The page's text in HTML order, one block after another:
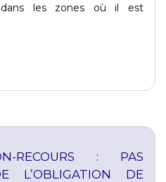
les zones où il est
RECOURS : PAS
L’OBLIGATION DE